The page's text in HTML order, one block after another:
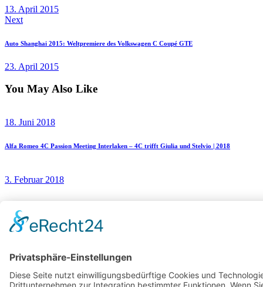
13. April 2015
Next
Auto Shanghai 2015: Weltpremiere des Volkswagen C Coupé GTE
23. April 2015
You May Also Like
18. Juni 2018
Alfa Romeo 4C Passion Meeting Interlaken – 4C trifft Giulia und Stelvio | 2018
3. Februar 2018
Audi Q3 Sportback: Erste Bilder vom neuen Audi SUV Coupe
Impressum